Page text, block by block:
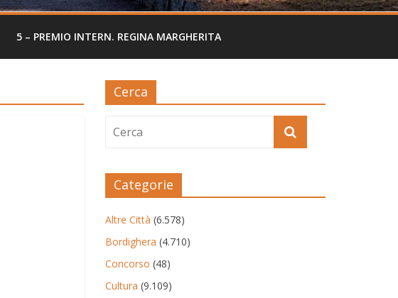
5 – PREMIO INTERN. REGINA MARGHERITA
Cerca
Categorie
Altre Città (6.578)
Bordighera (4.710)
Concorso (48)
Cultura (9.109)